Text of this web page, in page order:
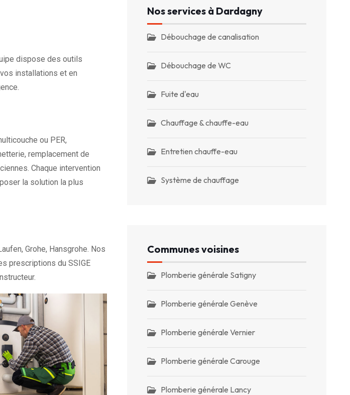
dispose des outils
installations et en
ou PER,
remplacement de
Chaque intervention
la solution la plus
Grohe, Hansgrohe. Nos
prescriptions du SSIGE
Nos services à Dardagny
Débouchage de canalisation
Débouchage de WC
Fuite d'eau
Chauffage & chauffe-eau
Entretien chauffe-eau
Système de chauffage
Communes voisines
Plomberie générale Satigny
Plomberie générale Genève
Plomberie générale Vernier
Plomberie générale Carouge
Plomberie générale Lancy